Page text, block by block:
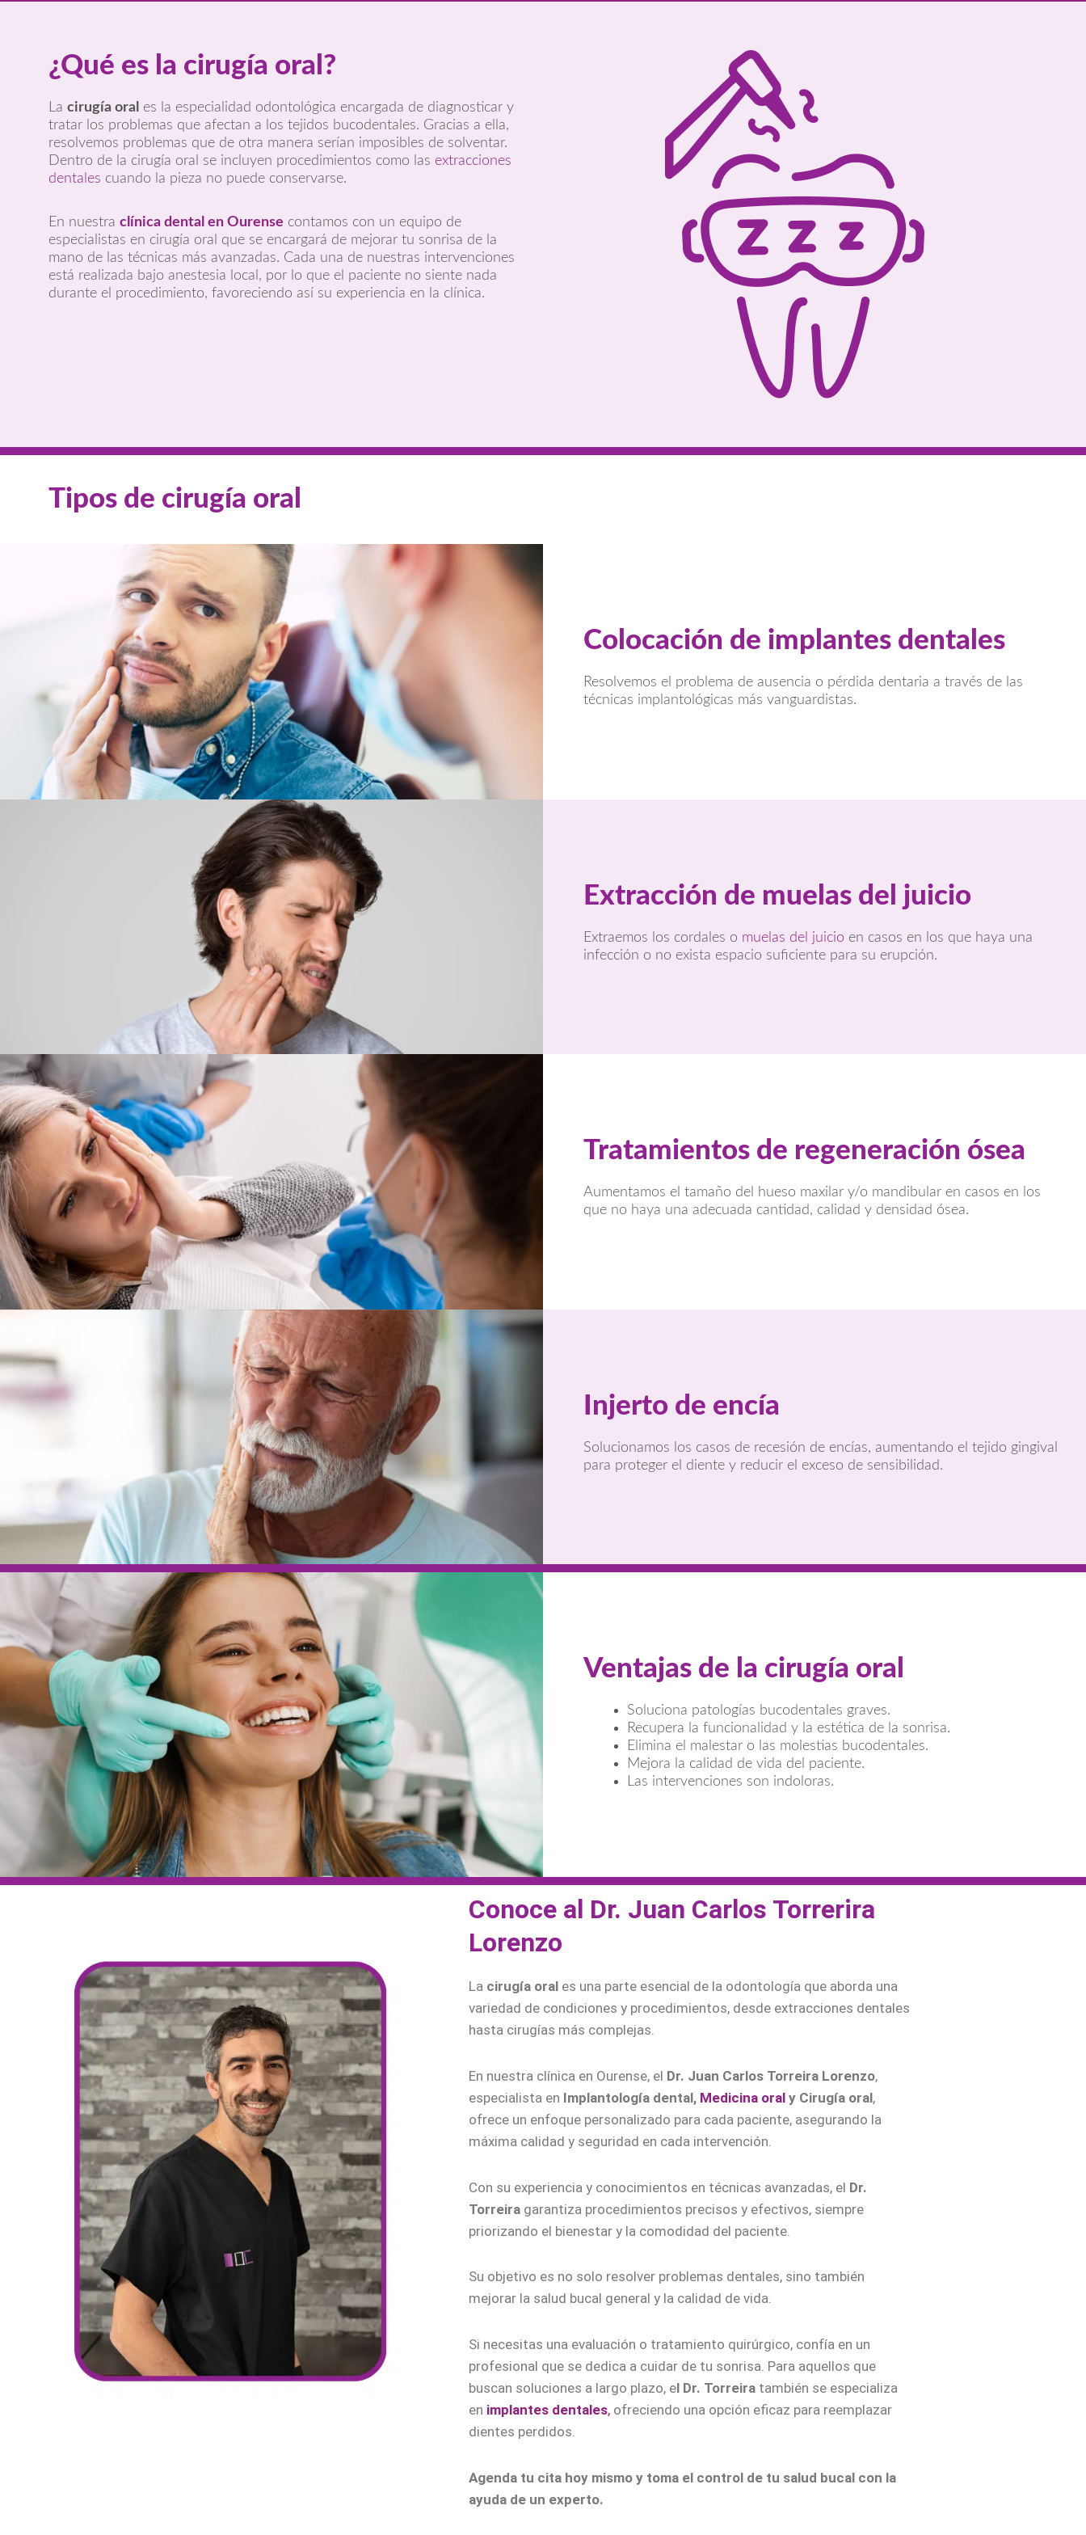
¿Qué es la cirugía oral?
La cirugía oral
es la especialidad odontológica encargada de diagnosticar y
tratar los problemas que afectan a los tejidos bucodentales. Gracias a ella,
resolvemos problemas que de otra manera serían imposibles de solventar.
Dentro de la cirugía oral se incluyen procedimientos como las extracciones
dentales cuando la pieza no puede conservarse.
En nuestra clínica dental en Ourense contamos con un equipo de
especialistas en cirugía oral que se encargará de mejorar tu sonrisa de la
mano de las técnicas más avanzadas. Cada una de nuestras intervenciones
está realizada bajo anestesia local, por lo que el paciente no siente nada
durante el procedimiento, favoreciendo así su experiencia en la clínica.
Tipos de cirugía oral
Colocación de implantes dentales
Resolvemos el problema de ausencia o pérdida dentaria a través de las
técnicas implantológicas más vanguardistas.
Extracción de muelas del juicio
Extraemos los cordales o muelas del juicio en casos en los que haya una
infección o no exista espacio suficiente para su erupción.
Tratamientos de regeneración ósea
Aumentamos el tamaño del hueso maxilar y/o mandibular en casos en los
que no haya una adecuada cantidad, calidad y densidad ósea.
Injerto de encía
Solucionamos los casos de recesión de encías, aumentando el tejido gingival
para proteger el diente y reducir el exceso de sensibilidad.
Ventajas de la cirugía oral
Soluciona patologías bucodentales graves.
Recupera la funcionalidad y la estética de la sonrisa.
Elimina el malestar o las molestias bucodentales.
Mejora la calidad de vida del paciente.
Las intervenciones son indoloras.
Conoce al Dr. Juan Carlos Torrerira
Lorenzo
La cirugía oral es una parte esencial de la odontología que aborda una
variedad de condiciones y procedimientos, desde extracciones dentales
hasta cirugías más complejas.
En nuestra clínica en Ourense, el Dr. Juan Carlos Torreira Lorenzo,
especialista en Implantología dental, Medicina oral y Cirugía oral,
ofrece un enfoque personalizado para cada paciente, asegurando la
máxima calidad y seguridad en cada intervención.
Con su experiencia y conocimientos en técnicas avanzadas, el Dr.
Torreira garantiza procedimientos precisos y efectivos, siempre
priorizando el bienestar y la comodidad del paciente.
Su objetivo es no solo resolver problemas dentales, sino también
mejorar la salud bucal general y la calidad de vida.
Si necesitas una evaluación o tratamiento quirúrgico, confía en un
profesional que se dedica a cuidar de tu sonrisa. Para aquellos que
buscan soluciones a largo plazo, el Dr. Torreira también se especializa
en implantes dentales, ofreciendo una opción eficaz para reemplazar
dientes perdidos.
Agenda tu cita hoy mismo y toma el control de tu salud bucal con la
ayuda de un experto.